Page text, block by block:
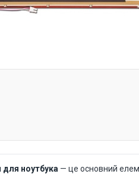
для ноутбука — це основний